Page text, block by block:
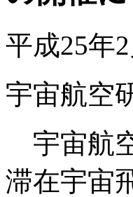
平成25年
宇宙航空
宇宙航
滞在宇宙